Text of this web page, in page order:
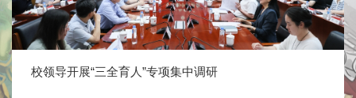
校领导开展“三全育人”专项集中调研